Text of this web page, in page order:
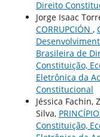
Direito
Jorge Isaac
CORRUPCIÓN ,
Brasileira de
Constituição,
Eletrônica da
Constitucional
Jéssica Fachin,
Silva,
Constituição,